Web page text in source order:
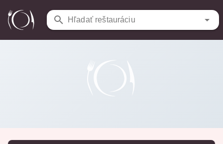
Hľadať reštauráciu
Reštaurácie /